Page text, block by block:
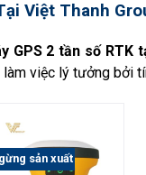
Việt Thanh
GPS 2 tần số RTK
việc lý tưởng bởi
sản xuất